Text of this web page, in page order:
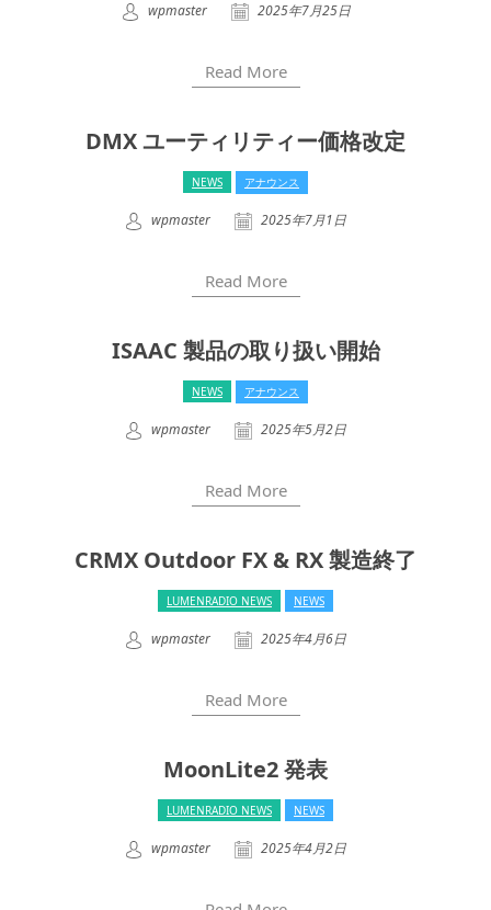
wpmaster 2025年7月25日
Read More
DMX ユーティリティー価格改定
NEWS アナウンス
wpmaster 2025年7月1日
Read More
ISAAC 製品の取り扱い開始
NEWS アナウンス
wpmaster 2025年5月2日
Read More
CRMX Outdoor FX & RX 製造終了
LUMENRADIO NEWS NEWS
wpmaster 2025年4月6日
Read More
MoonLite2 発表
LUMENRADIO NEWS NEWS
wpmaster 2025年4月2日